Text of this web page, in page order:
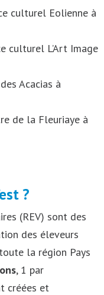
culturel Eolienne à
culturel L’Art Image
Acacias à
de la Fleuriaye à
?
(REV) sont des
des éleveurs
la région Pays
, 1 par
créées et